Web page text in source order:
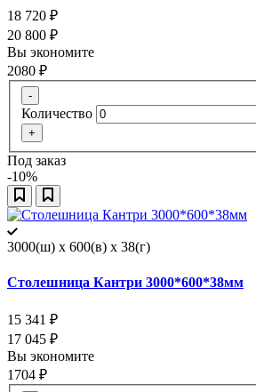
18 720 ₽
20 800 ₽
Вы экономите
2080 ₽
-
Количество
+
Под заказ
-10%
3000(ш) x 600(в) x 38(г)
Столешница Кантри 3000*600*38мм
15 341 ₽
17 045 ₽
Вы экономите
1704 ₽